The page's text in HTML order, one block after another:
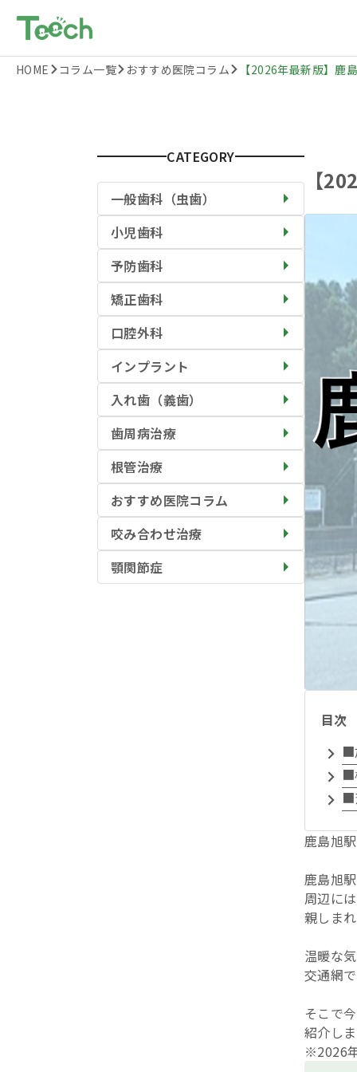
HOME コラム一覧 おすすめ医院コラム 【2026年最新版】鹿
CATEGORY
一般歯科（虫歯）
小児歯科
予防歯科
矯正歯科
口腔外科
インプラント
入れ歯（義歯）
歯周病治療
根管治療
おすすめ医院コラム
咬み合わせ治療
顎関節症
【
目次
■
■
■
鹿島旭
鹿島旭
周辺に
親しま
温暖な
交通網
そこで
紹介し
※2026